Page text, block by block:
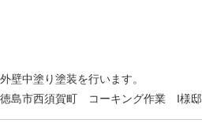
外壁中塗り塗装を行います。
徳島市西須賀町 コーキング作業 I様邸